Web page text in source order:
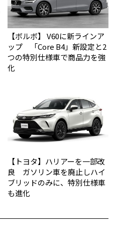
【ボルボ】 V60に新ラインア
ップ 「Core B4」新設定と2
つの特別仕様車で商品力を強
化
【トヨタ】ハリアーを一部改
良 ガソリン車を廃止しハイ
ブリッドのみに、特別仕様車
も進化